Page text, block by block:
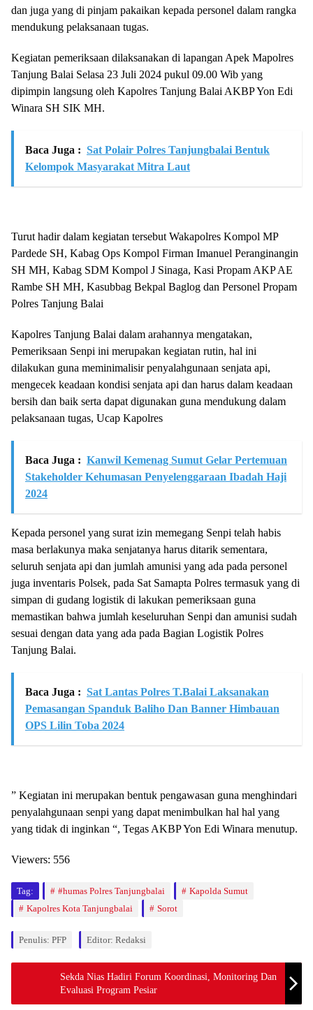
dan juga yang di pinjam pakaikan kepada personel dalam rangka
mendukung pelaksanaan tugas.
Kegiatan pemeriksaan dilaksanakan di lapangan Apek Mapolres
Tanjung Balai Selasa 23 Juli 2024 pukul 09.00 Wib yang
dipimpin langsung oleh Kapolres Tanjung Balai AKBP Yon Edi
Winara SH SIK MH.
Baca Juga : Sat Polair Polres Tanjungbalai Bentuk
Kelompok Masyarakat Mitra Laut
Turut hadir dalam kegiatan tersebut Wakapolres Kompol MP
Pardede SH, Kabag Ops Kompol Firman Imanuel Peranginangin
SH MH, Kabag SDM Kompol J Sinaga, Kasi Propam AKP AE
Rambe SH MH, Kasubbag Bekpal Baglog dan Personel Propam
Polres Tanjung Balai
Kapolres Tanjung Balai dalam arahannya mengatakan,
Pemeriksaan Senpi ini merupakan kegiatan rutin, hal ini
dilakukan guna meminimalisir penyalahgunaan senjata api,
mengecek keadaan kondisi senjata api dan harus dalam keadaan
bersih dan baik serta dapat digunakan guna mendukung dalam
pelaksanaan tugas, Ucap Kapolres
Baca Juga : Kanwil Kemenag Sumut Gelar Pertemuan
Stakeholder Kehumasan Penyelenggaraan Ibadah Haji
2024
Kepada personel yang surat izin memegang Senpi telah habis
masa berlakunya maka senjatanya harus ditarik sementara,
seluruh senjata api dan jumlah amunisi yang ada pada personel
juga inventaris Polsek, pada Sat Samapta Polres termasuk yang di
simpan di gudang logistik di lakukan pemeriksaan guna
memastikan bahwa jumlah keseluruhan Senpi dan amunisi sudah
sesuai dengan data yang ada pada Bagian Logistik Polres
Tanjung Balai.
Baca Juga : Sat Lantas Polres T.Balai Laksanakan
Pemasangan Spanduk Baliho Dan Banner Himbauan
OPS Lilin Toba 2024
” Kegiatan ini merupakan bentuk pengawasan guna menghindari
penyalahgunaan senpi yang dapat menimbulkan hal hal yang
yang tidak di inginkan “, Tegas AKBP Yon Edi Winara menutup.
Viewers: 556
Tag: #humas Polres Tanjungbalai
Kapolda Sumut
Kapolres Kota Tanjungbalai
Sorot
Penulis: PFP Editor: Redaksi
Sekda Nias Hadiri Forum Koordinasi, Monitoring Dan
Evaluasi Program Pesiar